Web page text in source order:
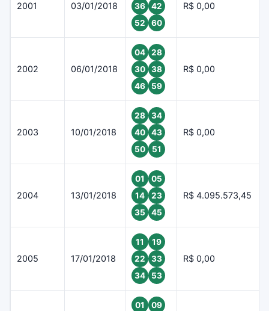
2001 03/01/2018
36
42
52
60
R$ 0,00
2002 06/01/2018
04
28
30
38
46
59
R$ 0,00
2003 10/01/2018
28
34
40
43
50
51
R$ 0,00
2004 13/01/2018
01
05
14
23
35
45
R$ 4.095.573,45
2005 17/01/2018
11
19
22
33
34
53
R$ 0,00
01
09